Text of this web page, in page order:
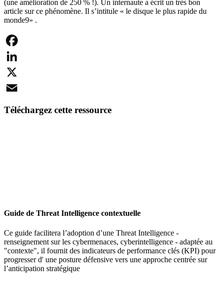
(une amélioration de 250 % !). Un internaute a écrit un très bon
article sur ce phénomène. Il s’intitule « le disque le plus rapide du
monde9» .
Facebook
LinkedIn
X
Téléchargez cette ressource
Guide de Threat Intelligence contextuelle
Ce guide facilitera l’adoption d’une Threat Intelligence -
renseignement sur les cybermenaces, cyberintelligence - adaptée au
"contexte", il fournit des indicateurs de performance clés (KPI) pour
progresser d' une posture défensive vers une approche centrée sur
l’anticipation stratégique